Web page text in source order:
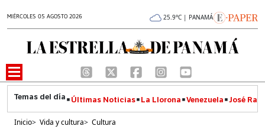
MIÉRCOLES 05 AGOSTO 2026 25.9°C | PANAMÁ
Últimas Noticias La Llorona Venezuela José
Inicio> Vida y cultura> Cultura